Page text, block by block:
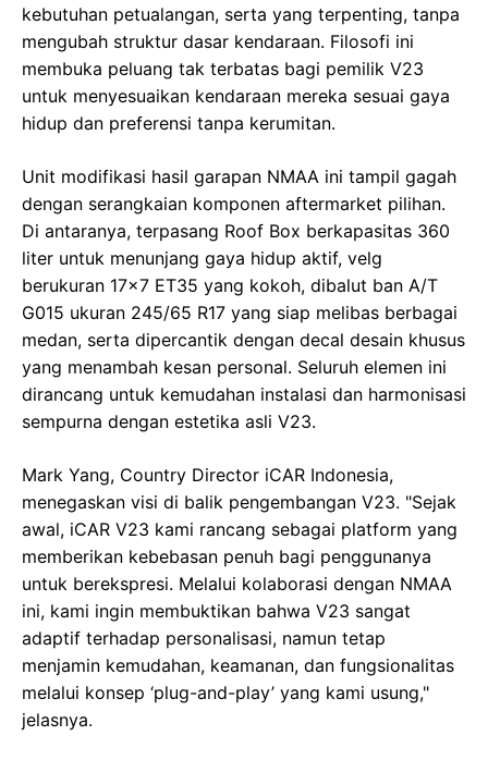
kebutuhan petualangan, serta yang terpenting, tanpa
mengubah struktur dasar kendaraan. Filosofi ini
membuka peluang tak terbatas bagi pemilik V23
untuk menyesuaikan kendaraan mereka sesuai gaya
hidup dan preferensi tanpa kerumitan.
Unit modifikasi hasil garapan NMAA ini tampil gagah
dengan serangkaian komponen aftermarket pilihan.
Di antaranya, terpasang Roof Box berkapasitas 360
liter untuk menunjang gaya hidup aktif, velg
berukuran 17×7 ET35 yang kokoh, dibalut ban A/T
G015 ukuran 245/65 R17 yang siap melibas berbagai
medan, serta dipercantik dengan decal desain khusus
yang menambah kesan personal. Seluruh elemen ini
dirancang untuk kemudahan instalasi dan harmonisasi
sempurna dengan estetika asli V23.
Mark Yang, Country Director iCAR Indonesia,
menegaskan visi di balik pengembangan V23. "Sejak
awal, iCAR V23 kami rancang sebagai platform yang
memberikan kebebasan penuh bagi penggunanya
untuk berekspresi. Melalui kolaborasi dengan NMAA
ini, kami ingin membuktikan bahwa V23 sangat
adaptif terhadap personalisasi, namun tetap
menjamin kemudahan, keamanan, dan fungsionalitas
melalui konsep ‘plug-and-play’ yang kami usung,"
jelasnya.